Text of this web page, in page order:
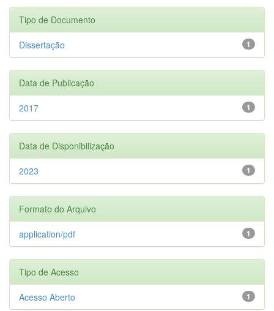
Tipo de Documento
1
Dissertação
Data de Publicação
1
2017
Data de Disponibilização
1
2023
Formato do Arquivo
1
application/pdf
Tipo de Acesso
1
Acesso Aberto